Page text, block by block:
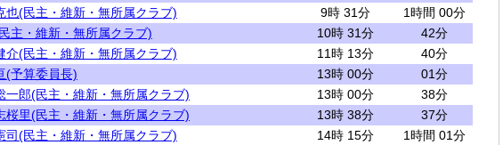
也(民主・維新・無所属クラブ)
9時 31分
1時間 00分
主・維新・無所属クラブ)
10時 31分
42分
介(民主・維新・無所属クラブ)
11時 13分
40分
(予算委員長)
13時 00分
01分
一郎(民主・維新・無所属クラブ)
13時 00分
38分
桜里(民主・維新・無所属クラブ)
13時 38分
37分
司(民主・維新・無所属クラブ)
14時 15分
1時間 01分